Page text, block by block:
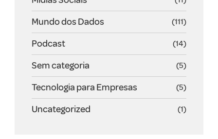
Mundo dos Dados (111)
Podcast (14)
Sem categoria (5)
Tecnologia para Empresas (5)
Uncategorized (1)